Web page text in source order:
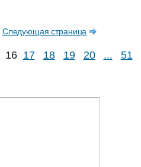
Следующая страница
16 17 18 19 20 ... 51